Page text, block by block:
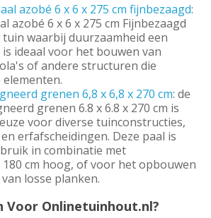
azobé 6 x 6 x 275 cm fijnbezaagd:
azobé 6 x 6 x 275 cm Fijnbezaagd
waarbij duurzaamheid een
is ideaal voor het bouwen van
of andere structuren die
grenen 6,8 x 6,8 x 270 cm: de
grenen 6.8 x 6.8 x 270 cm is
voor diverse tuinconstructies,
erfafscheidingen. Deze paal is
in combinatie met
cm hoog, of voor het opbouwen
losse planken.
Voor Onlinetuinhout.nl?